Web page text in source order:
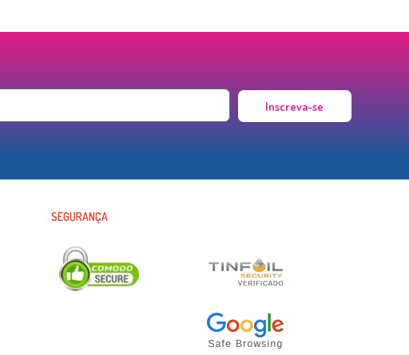
Inscreva-se
SEGURANÇA